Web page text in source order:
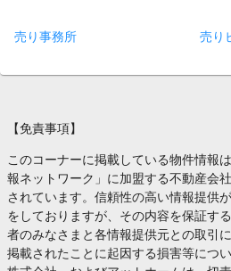
売り事務所 売り
【免責事項】
このコーナーに掲載している物件情報
報ネットワーク」に加盟する不動産会
されています。信頼性の高い情報提供
をしておりますが、その内容を保証す
者のみなさまと各情報提供元との取引
掲載されたことに起因する損害等につ